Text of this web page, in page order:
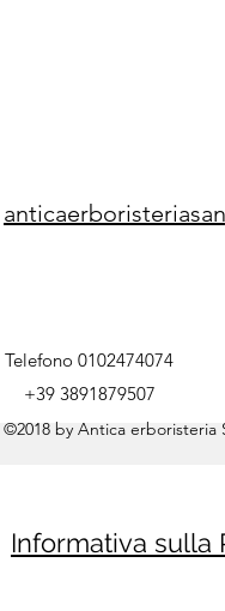
Telefono 0102474074
+39 3891879507
©2018 by Antica erboristeria
Informativa sulla